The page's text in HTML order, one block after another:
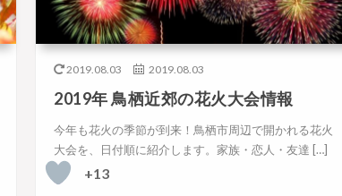
2019.08.03 2019.08.03
2019年 鳥栖近郊の花火大会情報
今年も花火の季節が到来！鳥栖市周辺で開かれる花火
大会を、日付順に紹介します。家族・恋人・友達 […]
+13